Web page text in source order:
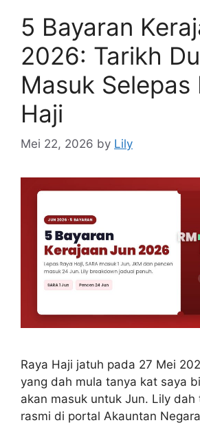
5 Bayaran
2026: Tarikh
Masuk Selepas
Haji
Mei 22, 2026 by Lily
Raya Haji jatuh pada 27 Mei
yang dah mula tanya kat saya
akan masuk untuk Jun. Lily dah
rasmi di portal Akauntan